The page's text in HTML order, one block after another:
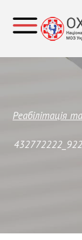
Реабілітація